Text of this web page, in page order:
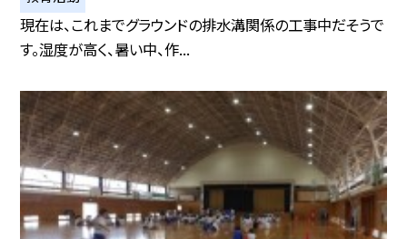
現在は、これまでグラウンドの排水溝関係の工事中だそうで
す。湿度が高く、暑い中、作...